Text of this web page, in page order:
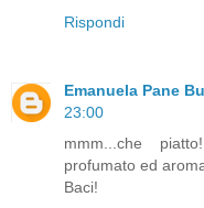
Rispondi
Emanuela Pane
23:00
mmm...che
profumato ed
Baci!